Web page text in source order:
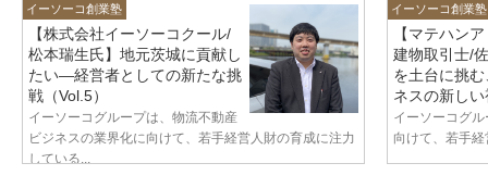
イーソーコ創業塾
【株式会社イーソーコクール/
松本瑞生氏】地元茨城に貢献し
たい—経営者としての新たな挑
戦（Vol.5）
イーソーコグループは、物流不動産
ビジネスの業界化に向けて、若手経営人財の育成に注力
している...
イーソーコ創業塾
【マテハン
建物取引士/
を土台に挑
ネスの新し
イーソーコグ
向けて、若手